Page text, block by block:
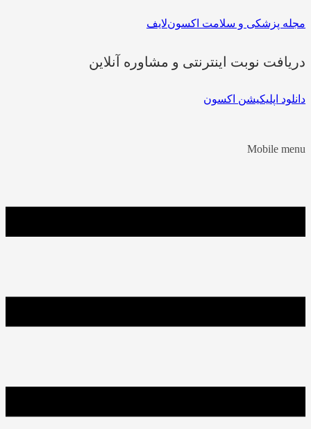
مجله پزشکی و سلامت اکسون‌لایف
دریافت نوبت اینترنتی و مشاوره آنلاین
دانلود اپلیکیشن اکسون
Mobile menu